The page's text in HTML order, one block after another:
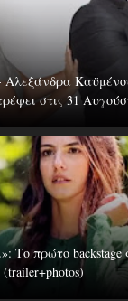
Αλεξάνδρα
στις 31
Το πρώτο